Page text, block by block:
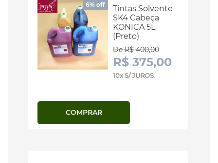
6% off
Tintas Solvente
SK4 Cabeça
KONICA 5L
(Preto)
De R$ 400,00
R$ 375,00
10x S/ JUROS.
COMPRAR